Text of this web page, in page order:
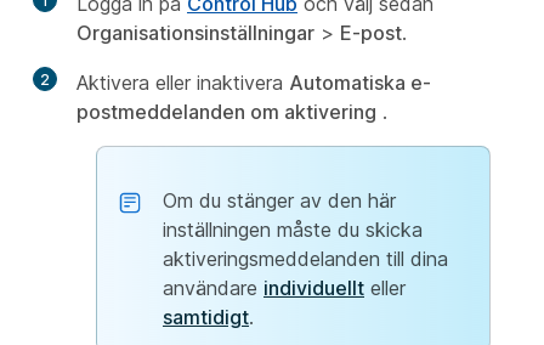
Organisationsinställningar > E-post.
2 Aktivera eller inaktivera Automatiska e-
postmeddelanden om aktivering .
Om du stänger av den här
inställningen måste du skicka
aktiveringsmeddelanden till dina
användare individuellt eller
samtidigt.